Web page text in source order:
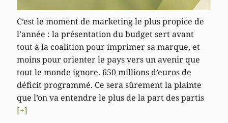
C’est le moment de marketing le plus propice de
l’année : la présentation du budget sert avant
tout à la coalition pour imprimer sa marque, et
moins pour orienter le pays vers un avenir que
tout le monde ignore. 650 millions d’euros de
déficit programmé. Ce sera sûrement la plainte
que l’on va entendre le plus de la part des partis
[+]